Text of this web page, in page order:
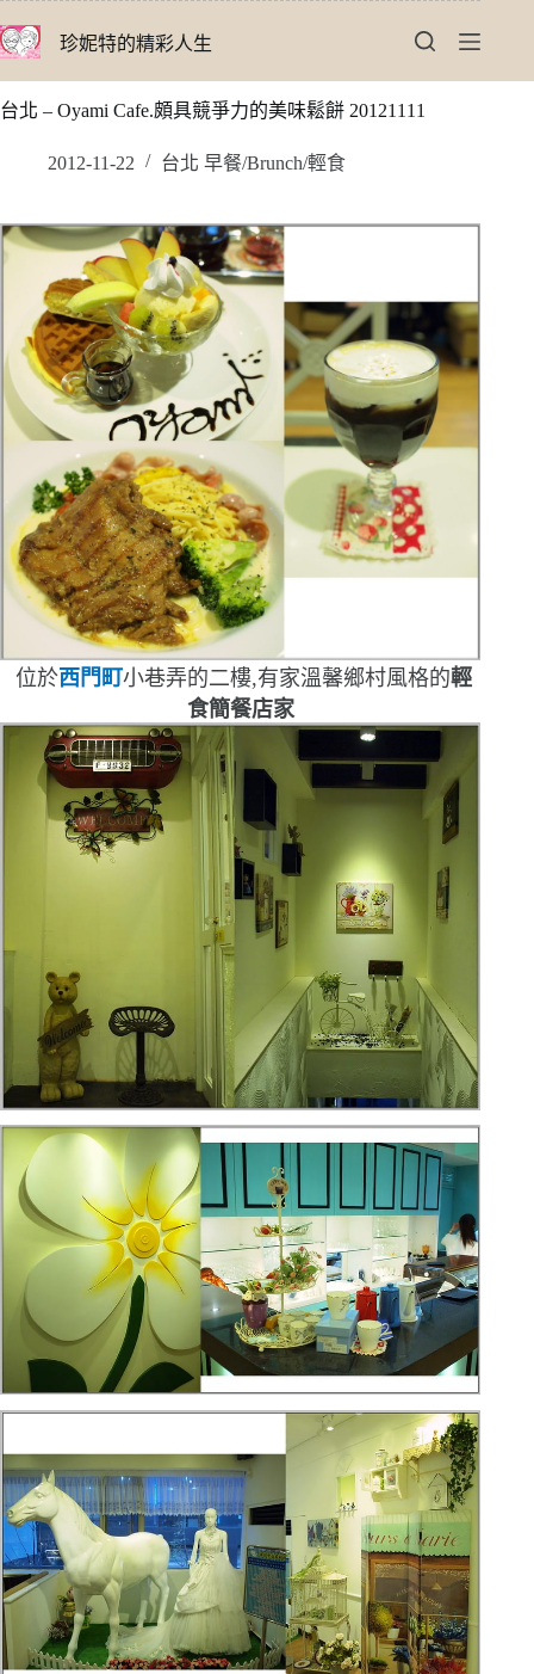
至
要
珍妮特的精彩人生
台北 – Oyami Cafe.頗具競爭力的美味鬆餅 20121111
2012-11-22 台北 早餐/Brunch/輕食
位於西門町小巷弄的二樓,有家溫馨鄉村風格的輕
食簡餐店家